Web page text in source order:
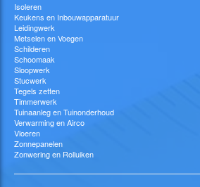
Isoleren
Keukens en Inbouwapparatuur
Leidingwerk
Metselen en Voegen
Schilderen
Schoomaak
Sloopwerk
Stucwerk
Tegels zetten
Timmerwerk
Tuinaanleg en Tuinonderhoud
Verwarming en Airco
Vloeren
Zonnepanelen
Zonwering en Rolluiken